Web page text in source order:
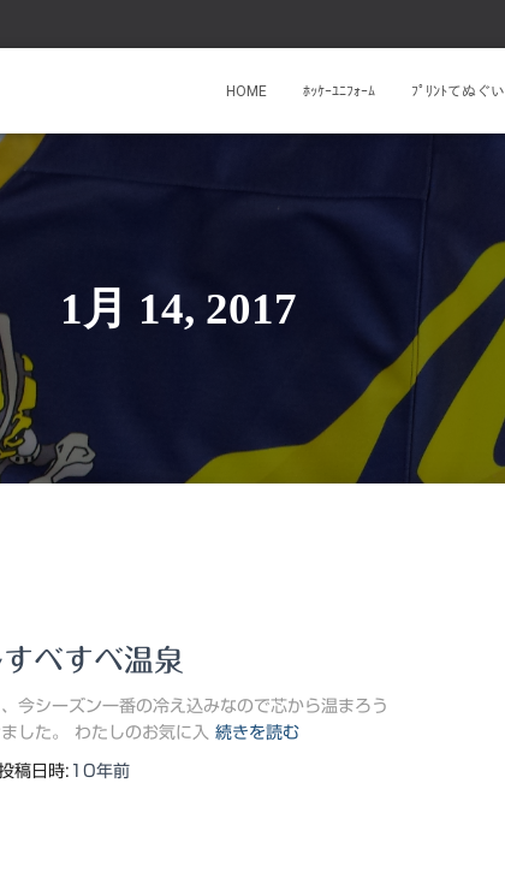
HOME ﾎｯｹｰﾕﾆﾌｫｰﾑ ﾌﾟﾘﾝﾄてぬぐい
1月 14, 2017
べすべ温泉
今シーズン一番の冷え込みなので芯から温まろう
した。 わたしのお気に入 続きを読む
稿日時: 10年前